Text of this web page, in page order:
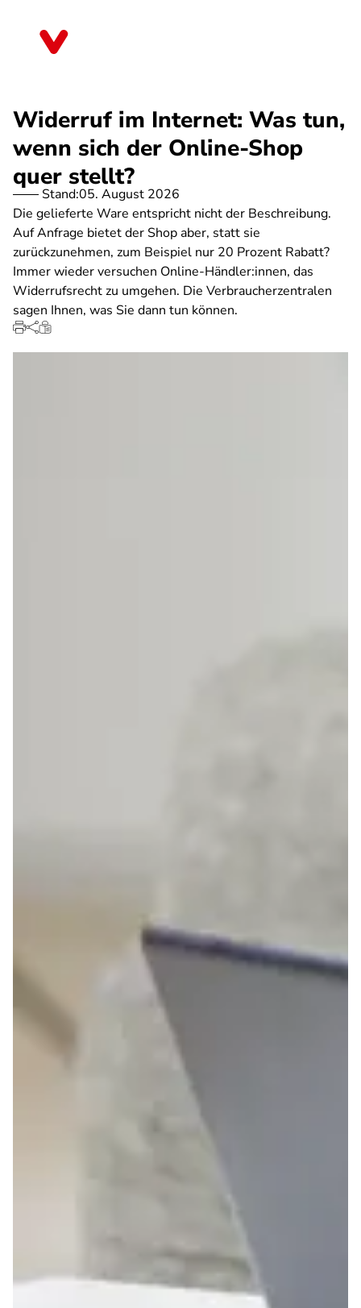
Widerruf im Internet: Was tun,
wenn sich der Online-Shop
quer stellt?
Stand:05. August 2026
Die gelieferte Ware entspricht nicht der Beschreibung.
Auf Anfrage bietet der Shop aber, statt sie
zurückzunehmen, zum Beispiel nur 20 Prozent Rabatt?
Immer wieder versuchen Online-Händler:innen, das
Widerrufsrecht zu umgehen. Die Verbraucherzentralen
sagen Ihnen, was Sie dann tun können.